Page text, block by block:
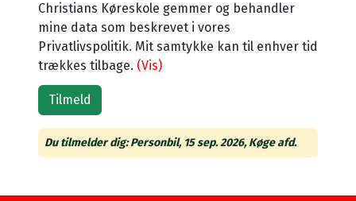
Christians Køreskole gemmer og behandler
mine data som beskrevet i vores
Privatlivspolitik. Mit samtykke kan til enhver tid
trækkes tilbage. (Vis)
Du tilmelder dig: Personbil, 15 sep. 2026, Køge afd.